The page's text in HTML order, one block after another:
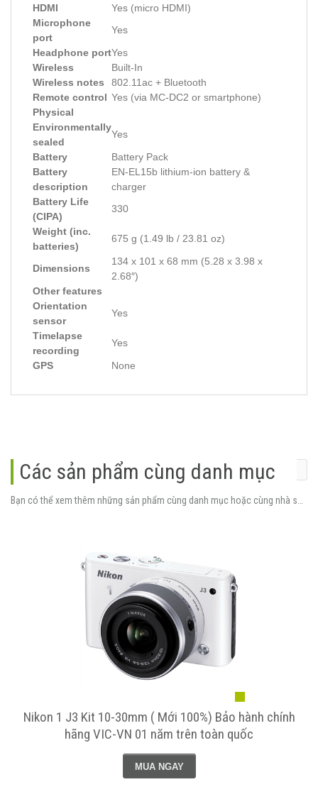
HDMI
Yes (micro HDMI)
Microphone
port
Yes
Headphone portYes
Wireless
Built-In
Wireless notes
802.11ac + Bluetooth
Remote control Yes (via MC-DC2 or smartphone)
Physical
Environmentally
sealed
Yes
Battery
Battery Pack
Battery
description
EN-EL15b lithium-ion battery &
charger
Battery Life
(CIPA)
330
Weight (inc.
batteries)
675 g (1.49 lb / 23.81 oz)
Dimensions
134 x 101 x 68 mm (5.28 x 3.98 x
2.68″)
Other features
Orientation
sensor
Yes
Timelapse
recording
Yes
GPS
None
Các sản phẩm cùng danh mục
Nikon 1 J3 Kit 10-30mm ( Mới 100%) Bảo hành chính
hãng VIC-VN 01 năm trên toàn quốc
MUA NGAY